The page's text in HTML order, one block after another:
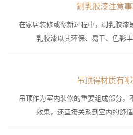
刷乳胶漆注意
在家居装修或翻新过程中，刷乳胶漆
乳胶漆以其环保、易干、色彩
吊顶得材质有
吊顶作为室内装修的重要组成部分，
效果，还直接关系到室内的舒